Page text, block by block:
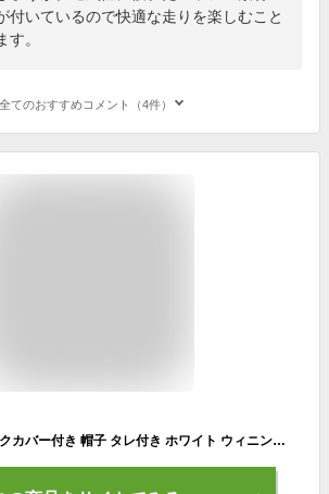
付いているので快適な走りを楽しむこと
。
全てのおすすめコメント（4件）
テニスキャップ ネックカバー付き 帽子 タレ付き ホワイト ウィニングショット テニス帽子 テニス キャップ uvカット 男女兼用 サイズ調節可 白 吸汗速乾 レディース uv 対策 首 メンズ 顔 スポーツ ランニング 紫外線 テニスグッズ 日よけ 日除け テニス用品